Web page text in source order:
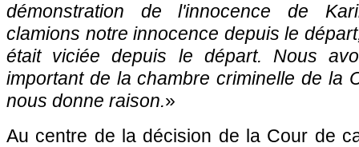
démonstration de l'innocence de
clamions notre innocence depuis le
était viciée depuis le départ. Nous
important de la chambre criminelle de la
nous donne raison.»
Au centre de la décision de la Cour de